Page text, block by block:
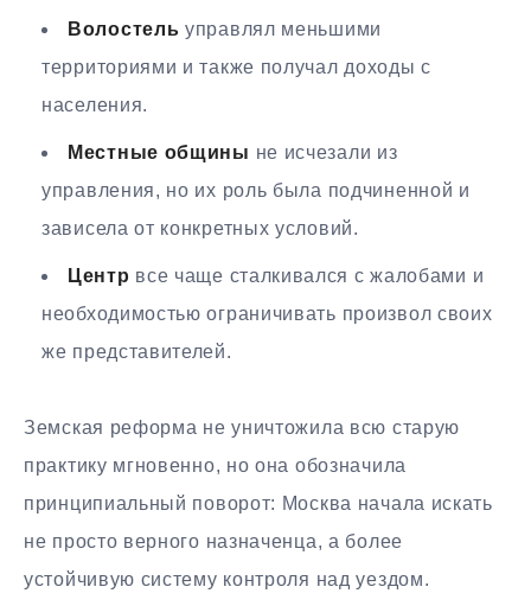
Волостель управлял меньшими
территориями и также получал доходы с
населения.
Местные общины не исчезали из
управления, но их роль была подчиненной и
зависела от конкретных условий.
Центр все чаще сталкивался с жалобами и
необходимостью ограничивать произвол своих
же представителей.
Земская реформа не уничтожила всю старую
практику мгновенно, но она обозначила
принципиальный поворот: Москва начала искать
не просто верного назначенца, а более
устойчивую систему контроля над уездом.